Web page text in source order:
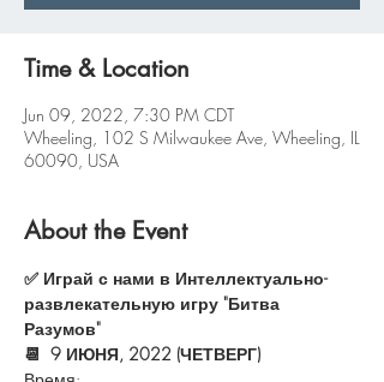
Time & Location
Jun 09, 2022, 7:30 PM CDT
Wheeling, 102 S Milwaukee Ave, Wheeling, IL
60090, USA
About the Event
✅ Играй с нами в Интеллектуально-
развлекательную игру "Битва
Разумов"
📆  9 ИЮНЯ, 2022 (ЧЕТВЕРГ)